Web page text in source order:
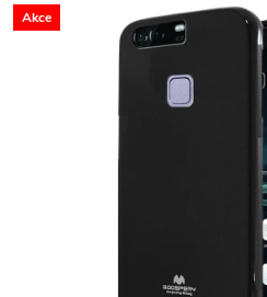
Akce